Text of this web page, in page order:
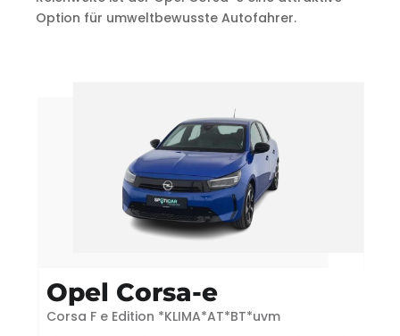
Option für umweltbewusste Autofahrer.
Opel Corsa-e
Corsa F e Edition *KLIMA*AT*BT*uvm